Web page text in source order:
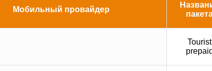
Мобильный провайдер
Tourist
prepaid